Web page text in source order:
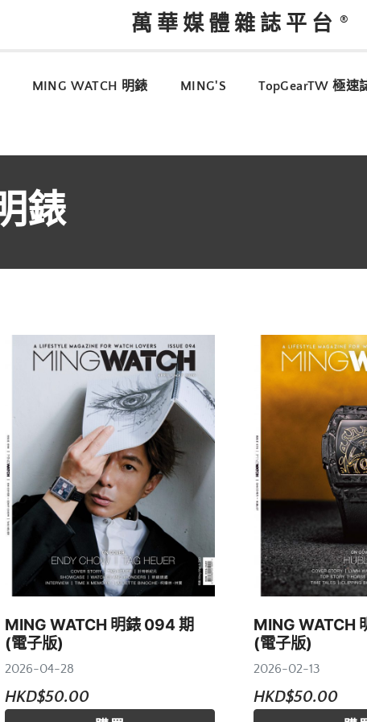
萬華媒體雜誌平台
MING WATCH 明錶 MING'S TopGearTW 極速
錶
MING WATCH 明錶 094 期
(電子版)
2026-04-28
HKD$50.00
MING WATCH
(電子版)
2026-02-13
HKD$50.00